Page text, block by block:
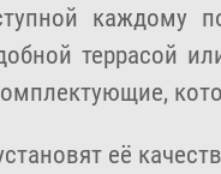
террасой
её